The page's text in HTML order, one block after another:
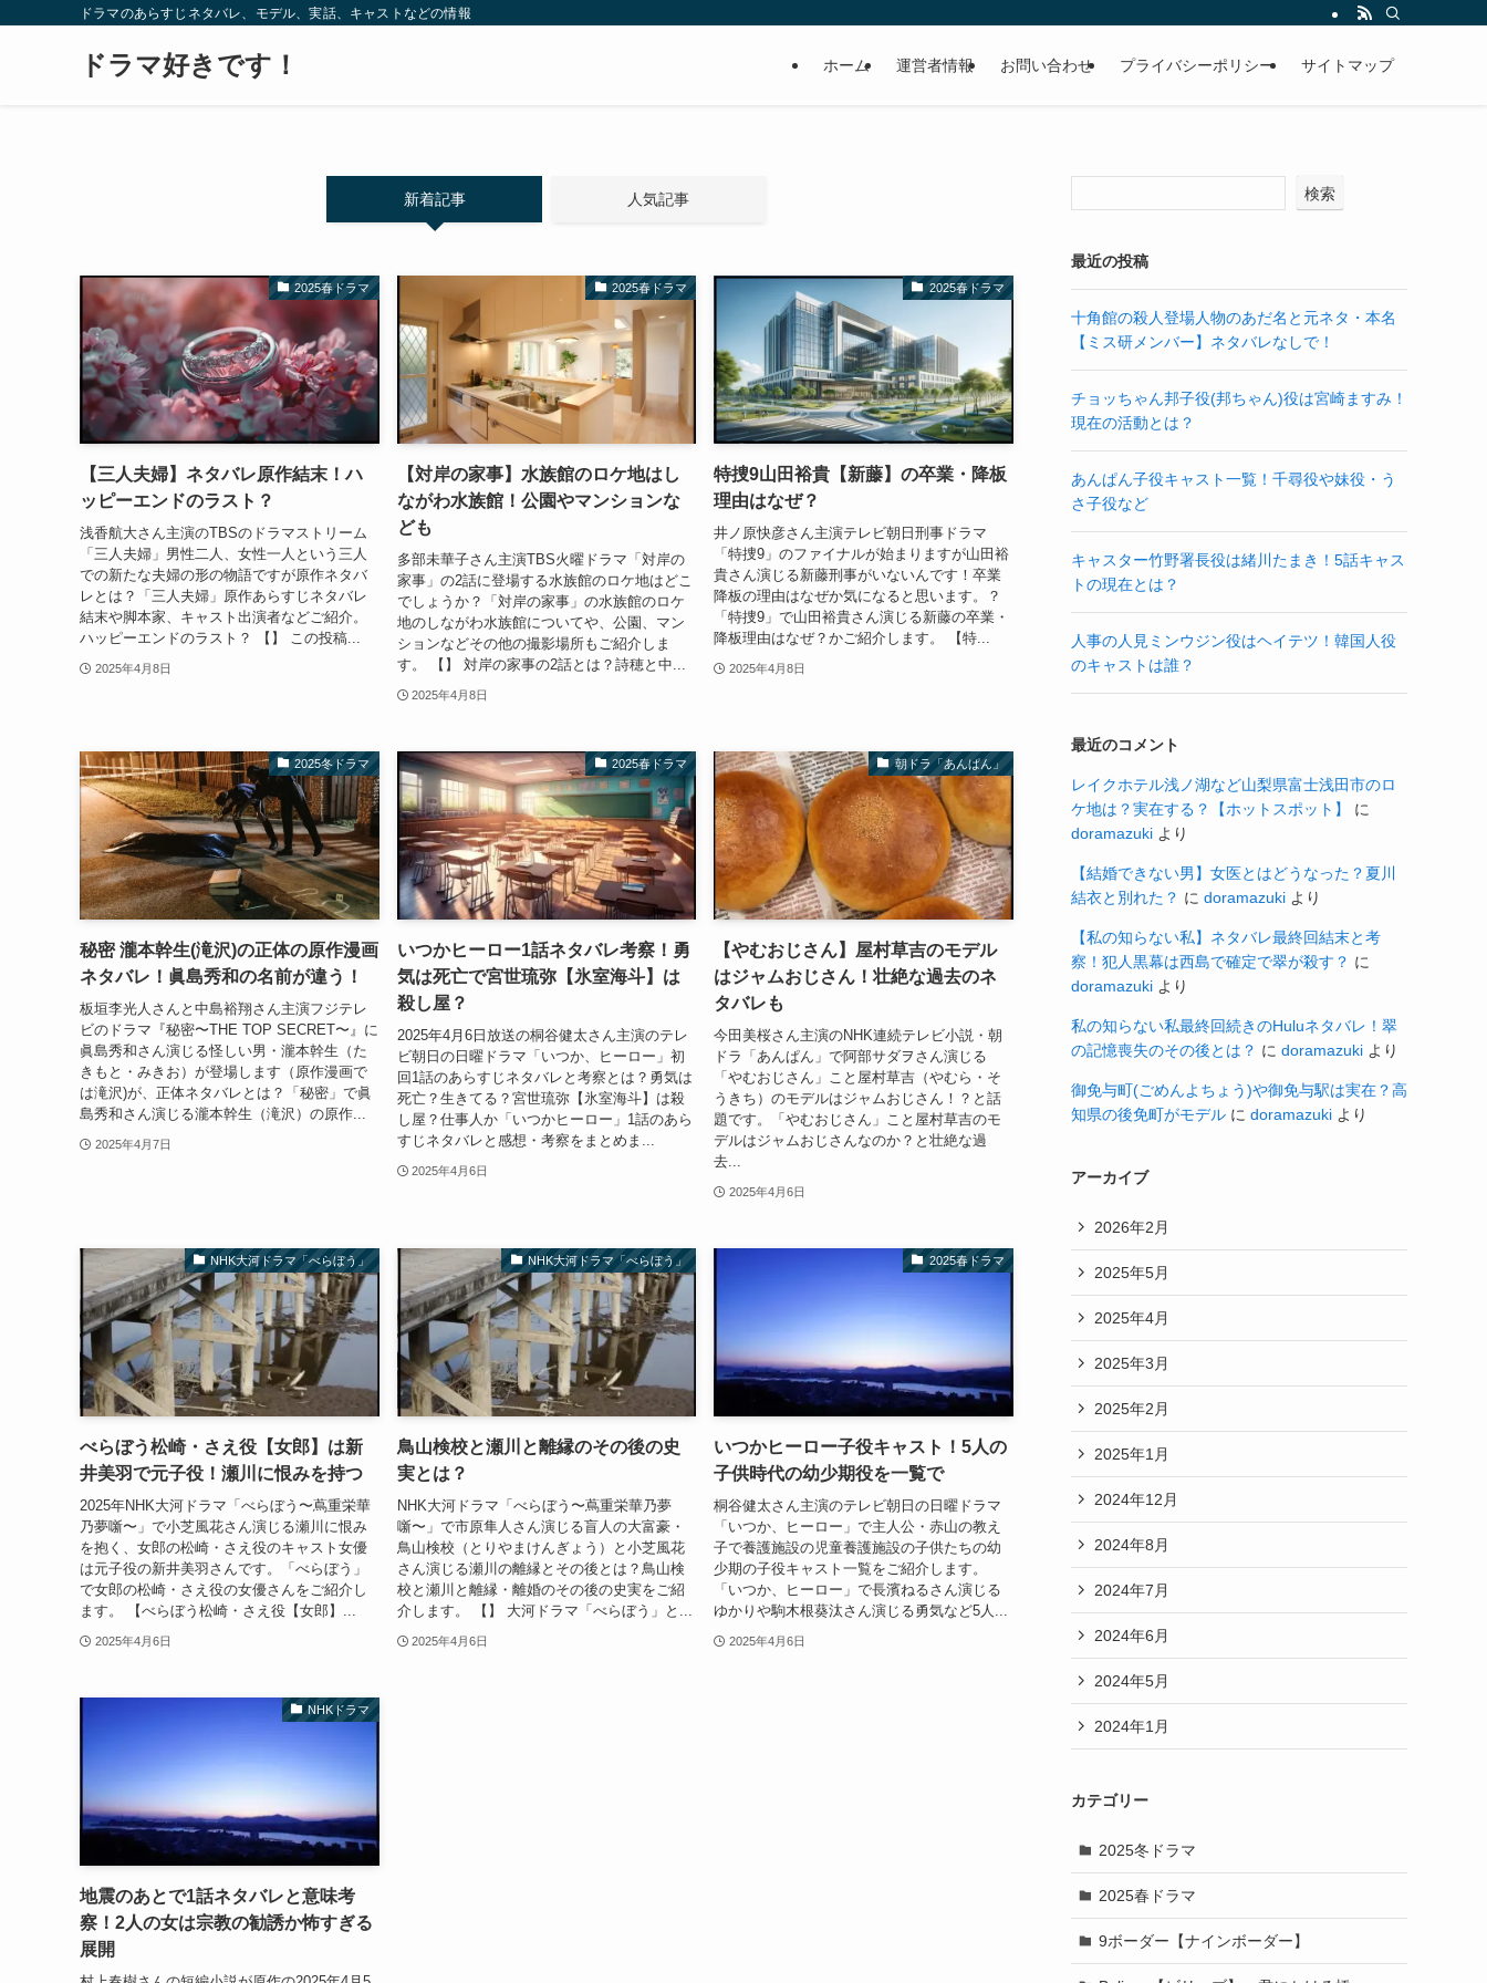
ドラマのあらすじネタバレ、モデル、実話、キャストなどの情報
ドラマ好きです！ ホーム 運営者情報 お問い合わせ プライバシーポリシー サイトマップ
新着記事 人気記事
2025春ドラマ
【三人夫婦】ネタバレ原作結末！ハ
ッピーエンドのラスト？
浅香航大さん主演のTBSのドラマストリーム
「三人夫婦」男性二人、女性一人という三人
での新たな夫婦の形の物語ですが原作ネタバ
レとは？「三人夫婦」原作あらすじネタバレ
結末や脚本家、キャスト出演者などご紹介。
ハッピーエンドのラスト？ 【】 この投稿...
2025年4月8日
2025春ドラマ
【対岸の家事】水族館のロケ地はし
ながわ水族館！公園やマンションな
ども
多部未華子さん主演TBS火曜ドラマ「対岸の
家事」の2話に登場する水族館のロケ地はどこ
でしょうか？「対岸の家事」の水族館のロケ
地のしながわ水族館についてや、公園、マン
ションなどその他の撮影場所もご紹介しま
す。 【】 対岸の家事の2話とは？詩穂と中...
2025年4月8日
2025春ドラマ
特捜9山田裕貴【新藤】の卒業・降板
理由はなぜ？
井ノ原快彦さん主演テレビ朝日刑事ドラマ
「特捜9」のファイナルが始まりますが山田裕
貴さん演じる新藤刑事がいないんです！卒業
降板の理由はなぜか気になると思います。？
「特捜9」で山田裕貴さん演じる新藤の卒業・
降板理由はなぜ？かご紹介します。 【特...
2025年4月8日
2025冬ドラマ
秘密 瀧本幹生(滝沢)の正体の原作漫画
ネタバレ！眞島秀和の名前が違う！
板垣李光人さんと中島裕翔さん主演フジテレ
ビのドラマ『秘密〜THE TOP SECRET〜』に
眞島秀和さん演じる怪しい男・瀧本幹生（た
きもと・みきお）が登場します（原作漫画で
は滝沢)が、正体ネタバレとは？「秘密」で眞
島秀和さん演じる瀧本幹生（滝沢）の原作...
2025年4月7日
2025春ドラマ
いつかヒーロー1話ネタバレ考察！勇
気は死亡で宮世琉弥【氷室海斗】は
殺し屋？
2025年4月6日放送の桐谷健太さん主演のテレ
ビ朝日の日曜ドラマ「いつか、ヒーロー」初
回1話のあらすじネタバレと考察とは？勇気は
死亡？生きてる？宮世琉弥【氷室海斗】は殺
し屋？仕事人か「いつかヒーロー」1話のあら
すじネタバレと感想・考察をまとめま...
2025年4月6日
朝ドラ「あんぱん」
【やむおじさん】屋村草吉のモデル
はジャムおじさん！壮絶な過去のネ
タバレも
今田美桜さん主演のNHK連続テレビ小説・朝
ドラ「あんぱん」で阿部サダヲさん演じる
「やむおじさん」こと屋村草吉（やむら・そ
うきち）のモデルはジャムおじさん！？と話
題です。「やむおじさん」こと屋村草吉のモ
デルはジャムおじさんなのか？と壮絶な過
去...
2025年4月6日
NHK大河ドラマ「べらぼう」
べらぼう松崎・さえ役【女郎】は新
井美羽で元子役！瀬川に恨みを持つ
2025年NHK大河ドラマ「べらぼう〜蔦重栄華
乃夢噺〜」で小芝風花さん演じる瀬川に恨み
を抱く、女郎の松崎・さえ役のキャスト女優
は元子役の新井美羽さんです。「べらぼう」
で女郎の松崎・さえ役の女優さんをご紹介し
ます。 【べらぼう松崎・さえ役【女郎】...
2025年4月6日
NHK大河ドラマ「べらぼう」
鳥山検校と瀬川と離縁のその後の史
実とは？
NHK大河ドラマ「べらぼう〜蔦重栄華乃夢
噺〜」で市原隼人さん演じる盲人の大富豪・
鳥山検校（とりやまけんぎょう）と小芝風花
さん演じる瀬川の離縁とその後とは？鳥山検
校と瀬川と離縁・離婚のその後の史実をご紹
介します。 【】 大河ドラマ「べらぼう」と...
2025年4月6日
2025春ドラマ
いつかヒーロー子役キャスト！5人の
子供時代の幼少期役を一覧で
桐谷健太さん主演のテレビ朝日の日曜ドラマ
「いつか、ヒーロー」で主人公・赤山の教え
子で養護施設の児童養護施設の子供たちの幼
少期の子役キャスト一覧をご紹介します。
「いつか、ヒーロー」で長濱ねるさん演じる
ゆかりや駒木根葵汰さん演じる勇気など5人...
2025年4月6日
NHKドラマ
地震のあとで1話ネタバレと意味考
察！2人の女は宗教の勧誘か怖すぎる
展開
検索
最近の投稿
十角館の殺人登場人物のあだ名と元ネタ・本名
【ミス研メンバー】ネタバレなしで！
チョッちゃん邦子役(邦ちゃん)役は宮崎ますみ！
現在の活動とは？
あんぱん子役キャスト一覧！千尋役や妹役・う
さ子役など
キャスター竹野署長役は緒川たまき！5話キャス
トの現在とは？
人事の人見ミンウジン役はヘイテツ！韓国人役
のキャストは誰？
最近のコメント
レイクホテル浅ノ湖など山梨県富士浅田市のロ
ケ地は？実在する？【ホットスポット】
に
doramazuki より
【結婚できない男】女医とはどうなった？夏川
結衣と別れた？ に doramazuki より
【私の知らない私】ネタバレ最終回結末と考
察！犯人黒幕は西島で確定で翠が殺す？ に
doramazuki より
私の知らない私最終回続きのHuluネタバレ！翠
の記憶喪失のその後とは？ に doramazuki より
御免与町(ごめんよちょう)や御免与駅は実在？高
知県の後免町がモデル に doramazuki より
アーカイブ
2026年2月
2025年5月
2025年4月
2025年3月
2025年2月
2025年1月
2024年12月
2024年8月
2024年7月
2024年6月
2024年5月
2024年1月
カテゴリー
2025冬ドラマ
2025春ドラマ
9ボーダー【ナインボーダー】